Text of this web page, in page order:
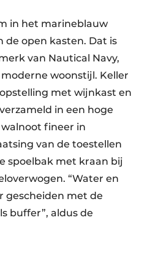
in het marineblauw
de open kasten. Dat is
van Nautical Navy,
woonstijl. Keller
met wijnkast en
in een hoge
fineer in
van de toestellen
spoelbak met kraan bij
“Water en
gescheiden met de
buffer”, aldus de